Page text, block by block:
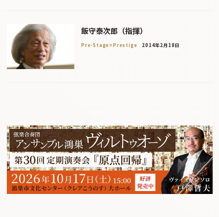
飯守泰次郎（指揮）
Pre-Stage=Prestige 2014年2月18日